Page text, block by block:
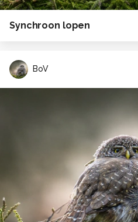
Synchroon lopen
BoV